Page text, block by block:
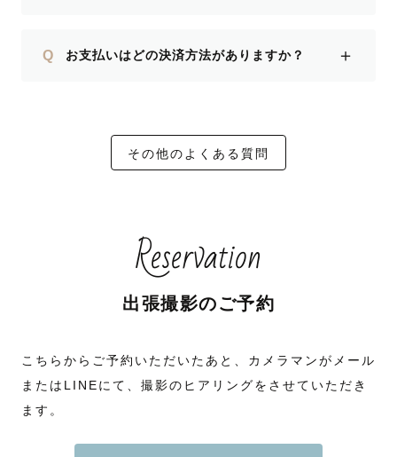
Q お支払いはどの決済方法がありますか？ ＋
その他のよくある質問
Reservation
出張撮影のご予約
こちらからご予約いただいたあと、カメラマンがメール
またはLINEにて、撮影のヒアリングをさせていただき
ます。